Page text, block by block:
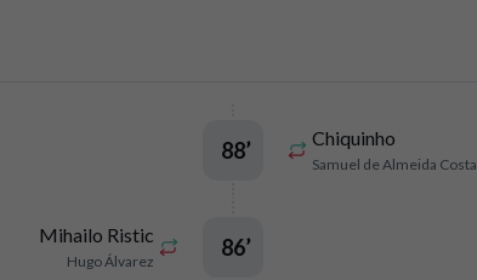
Chiquinho
Samuel de Almeida Costa
88’
Mihailo Ristic
Hugo Álvarez
86’